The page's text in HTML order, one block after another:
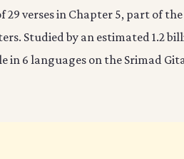
29 verses in Chapter 5, part of
Studied by an estimated 1.2
in 6 languages on the Srimad